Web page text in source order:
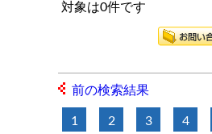
対象は0件です
前の検索結果
1 2 3 4